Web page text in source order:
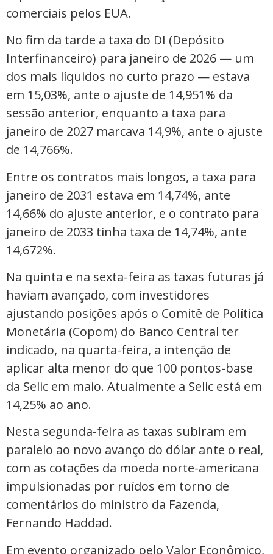
comerciais pelos EUA.
No fim da tarde a taxa do DI (Depósito
Interfinanceiro) para janeiro de 2026 — um
dos mais líquidos no curto prazo — estava
em 15,03%, ante o ajuste de 14,951% da
sessão anterior, enquanto a taxa para
janeiro de 2027 marcava 14,9%, ante o ajuste
de 14,766%.
Entre os contratos mais longos, a taxa para
janeiro de 2031 estava em 14,74%, ante
14,66% do ajuste anterior, e o contrato para
janeiro de 2033 tinha taxa de 14,74%, ante
14,672%.
Na quinta e na sexta-feira as taxas futuras já
haviam avançado, com investidores
ajustando posições após o Comitê de Política
Monetária (Copom) do Banco Central ter
indicado, na quarta-feira, a intenção de
aplicar alta menor do que 100 pontos-base
da Selic em maio. Atualmente a Selic está em
14,25% ao ano.
Nesta segunda-feira as taxas subiram em
paralelo ao novo avanço do dólar ante o real,
com as cotações da moeda norte-americana
impulsionadas por ruídos em torno de
comentários do ministro da Fazenda,
Fernando Haddad.
Em evento organizado pelo Valor Econômico,